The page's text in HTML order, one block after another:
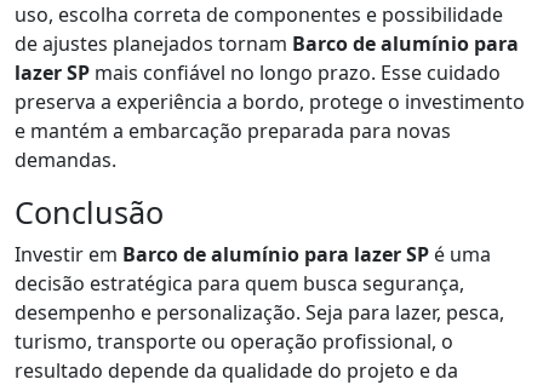
uso, escolha correta de componentes e possibilidade
de ajustes planejados tornam Barco de alumínio para
lazer SP mais confiável no longo prazo. Esse cuidado
preserva a experiência a bordo, protege o investimento
e mantém a embarcação preparada para novas
demandas.
Conclusão
Investir em Barco de alumínio para lazer SP é uma
decisão estratégica para quem busca segurança,
desempenho e personalização. Seja para lazer, pesca,
turismo, transporte ou operação profissional, o
resultado depende da qualidade do projeto e da